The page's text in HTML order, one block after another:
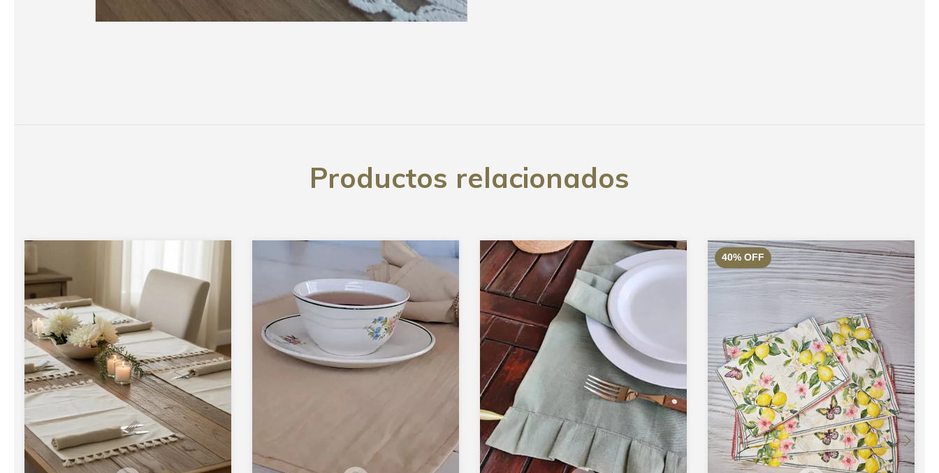
Productos relacionados
40% OFF